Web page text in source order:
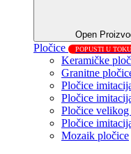
Open
Pločice POPUSTI U
Keramičke
Granitne
Pločice
Pločice
Pločice velikog
Pločice
Mozaik pločice